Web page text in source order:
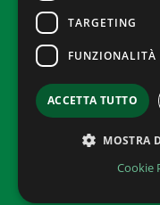
Programma
"Sostenere
Bando
digitalizzazione
TARGETING
FUNZIONALITÀ
ACCETTA TUTTO
MOSTRA
Cookie